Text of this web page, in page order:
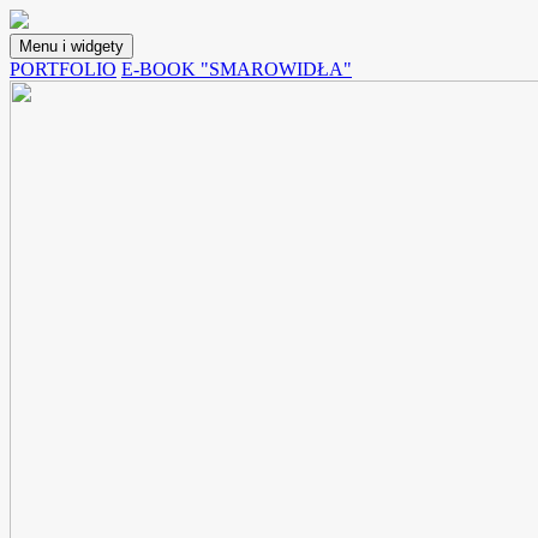
Przejdź
do
treści
Lunchoteka
Blog z przepisami na potrawy, które możemy spakować do
Menu i widgety
PORTFOLIO E-BOOK "SMAROWIDŁA"